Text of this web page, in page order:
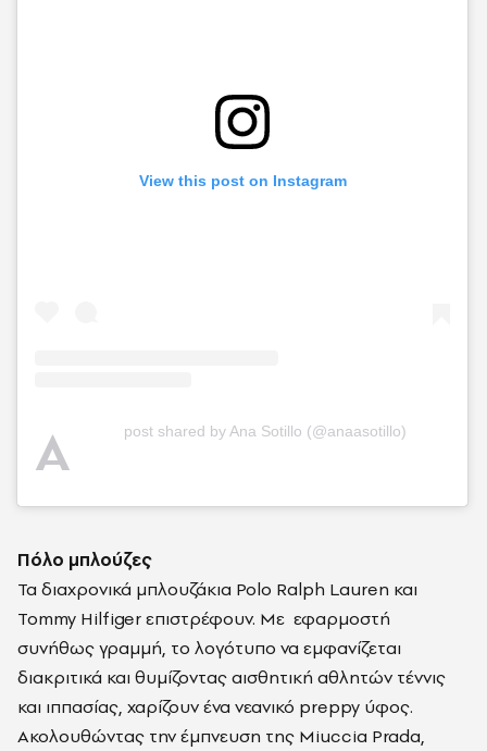
View this post on Instagram
A post shared by Ana Sotillo (@anaasotillo)
Πόλο μπλούζες
Τα διαχρονικά μπλουζάκια Polo Ralph Lauren και
Tommy Hilfiger επιστρέφουν. Με εφαρμοστή
συνήθως γραμμή, το λογότυπο να εμφανίζεται
διακριτικά και θυμίζοντας αισθητική αθλητών τέννις
και ιππασίας, χαρίζουν ένα νεανικό preppy ύφος.
Ακολουθώντας την έμπνευση της Miuccia Prada,